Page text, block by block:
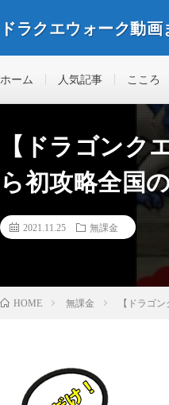
ドラクエウォーク動画
ホーム 人気記事 こころ
【ドラゴンク
ら初攻略全国
2021.11.25 無課金
HOME 無課金 【ドラゴ